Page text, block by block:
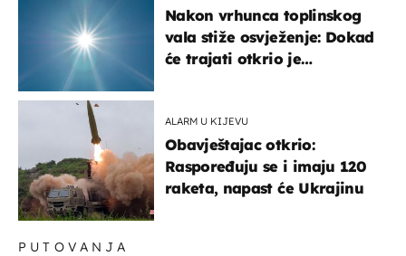
Nakon vrhunca toplinskog
vala stiže osvježenje: Dokad
će trajati otkrio je
ALARM U KIJEVU
Obavještajac otkrio:
Raspoređuju se i imaju 120
raketa, napast će Ukrajinu
PUTOVANJA